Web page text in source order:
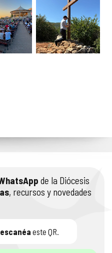
de la Diócesis
, recursos y novedades
escanéa este QR.